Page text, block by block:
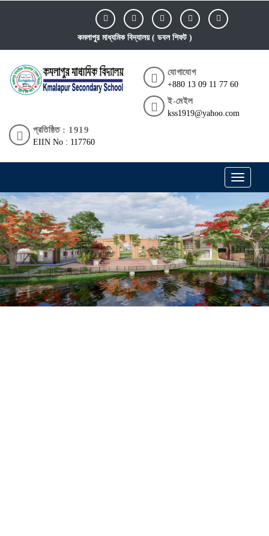
কমলাপুর মাধ্যমিক বিদ্যালয় ( ডবল শিফট )
যোগাযোগ
+880 13 09 11 77 60
ই-মেইল
kss1919@yahoo.com
প্রতিষ্ঠিত : 1919
EIIN No : 117760
Toggle